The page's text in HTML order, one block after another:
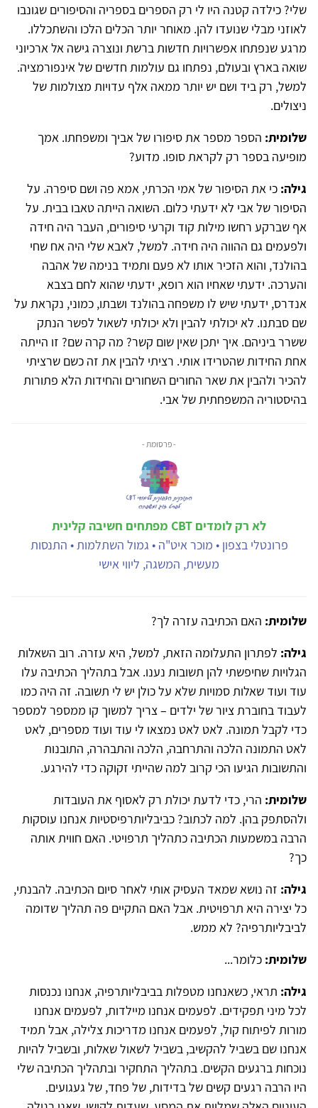
שלי? כילדה קטנה היו לי רק הספרים בספריה והסיפורים שגונבו
לאוזני מבלי שנועדו להן. מאוחר יותר הכלים הלכו והשתכללו.
מרגע שנפתחו אפשרויות חדשות ברשת ונוצרה גישה אל ארכיוני
שואה בארץ ובעולם, נפתחו גם עולמות חדשים של אינפורמציה.
למשל, רק ביד ושם יש יותר ממאה אלף עדויות מצולמות של
ניצולים.
שלומית: הספר מספר את סיפורו של אביך ומשפחתו. אמך
מופיעה בספר רק לקראת סופו. מדוע?
גילה: כי את הסיפור של אמי הכרתי, אמא פה ושם סיפרה. על
הסיפור של אבי לא ידעתי כלום. השואה הייתה טאבו בבית. על
אף שברקע רחשו מילות קוד וקרעי סיפורים, העבר היה חידה
ולפעמים גם ההווה היה חידה. למשל, לאבא שלי היה אח שחי
בהולנד, והוא הזכיר אותו לא פעם ותמיד בנימה של אהבה
והערכה. ידעתי שאחיו הוא רופא, ידעתי שהוא לחם בצבא
אנדרס, ידעתי שיש לו משפחה בהולנד ושבתו, כמוני, נקראת על
שם סבתנו. לא יכולתי להבין ולא יכולתי לשאול לפשר הנתק
ששרר ביניהם. איך יתכן שאין שום קשר? מה קרה שם? זו הייתה
אחת החידות שהטרידו אותי. רציתי להבין את זה כשם שרציתי
להכיר ולהבין את שאר החורים השחורים והחידות הלא פתורות
בהיסטוריה המשפחתית של אבי.
- פרסומת -
לא רק לומדים CBT מפתחים חשיבה קלינית
פרונטלי בצפון • מוכר איט"ה • גמול השתלמות • התנסות
מעשית, המשגה, ליווי אישי
שלומית: האם הכתיבה עזרה לך?
גילה: לפתרון התעלומה הזאת, למשל, היא עזרה. רוב השאלות
הגלויות שחיפשתי להן תשובות נענו. אבל בתהליך הכתיבה עלו
עוד ועוד שאלות סמויות שלא על כולן יש לי תשובה. זה היה כמו
לעבוד בחוברת ציור של ילדים – צריך למשוך קו ממספר למספר
כדי לקבל תמונה. לאט לאט נמצאו לי עוד ועוד מספרים, לאט
לאט התמונה הלכה והתרחבה, הלכה והתבהרה, התובנות
והתשובות הגיעו הכי קרוב למה שהייתי זקוקה כדי להירגע.
שלומית: הרי, כדי לדעת יכולת רק לאסוף את העובדות
ולהסתפק בהן. למה לכתוב? כביבליותרפיסטיות אנחנו עוסקות
הרבה במשמעות הכתיבה כתהליך תרפויטי. האם חווית אותה
כך?
גילה: זה נושא שמאד העסיק אותי לאחר סיום הכתיבה. להבנתי,
כל יצירה היא תרפויטית. אבל האם התקיים פה תהליך שדומה
לביבליותרפיה? לא ממש.
שלומית: כלומר...
גילה: תראי, כשאנחנו מטפלות בביבליותרפיה, אנחנו נכנסות
לכל מיני תפקידים. לפעמים אנחנו מיילדות, לפעמים אנחנו
מורות לפיתוח קול, לפעמים אנחנו מדריכות צלילה, אבל תמיד
אנחנו שם בשביל להקשיב, בשביל לשאול שאלות, ובשביל להיות
נוכחות ברגעים הקשים. בתהליך התחקיר ובתהליך הכתיבה שלי
היו הרבה רגעים קשים של בדידות, של פחד, של געגועים.